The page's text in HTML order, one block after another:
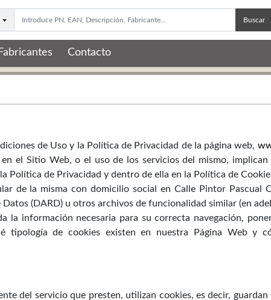
Buscar
Fabricantes Contacto
de Uso y la Política de Privacidad de la página web,
el Sitio Web, o el uso de los servicios del mismo,
Política de Privacidad y dentro de ella en la Política de
de la misma con domicilio social en Calle Pintor Pascual
(DARD) u otros archivos de funcionalidad similar (en
información necesaria para su correcta navegación,
tipología de cookies existen en nuestra Página Web y
del servicio que presten, utilizan cookies, es decir,